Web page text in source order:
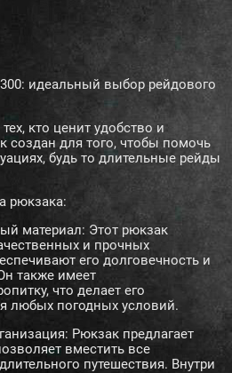
идеальный выбор рейдового
кто ценит удобство и
создан для того, чтобы помочь
будь то длительные рейды
рюкзака:
материал: Этот рюкзак
и прочных
его долговечность и
также имеет
что делает его
любых погодных условий.
Рюкзак предлагает
вместить все
путешествия. Внутри